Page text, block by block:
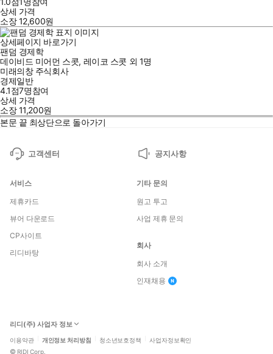
상세 가격
소장12,600원
상세페이지 바로가기
팬덤 경제학
데이비드 미어먼 스콧, 레이코 스콧 외 1명
미래의창 주식회사
경제일반
4.1점7명참여
상세 가격
소장11,200원
본문 끝 최상단으로 돌아가기
고객센터 공지사항
서비스
제휴카드
뷰어 다운로드
CP사이트
리디바탕
기타 문의
원고 투고
사업 제휴 문의
회사
회사 소개
인재채용
리디(주) 사업자 정보
이용약관 개인정보 처리방침 청소년보호정책 사업자정보확인
© RIDI Corp.